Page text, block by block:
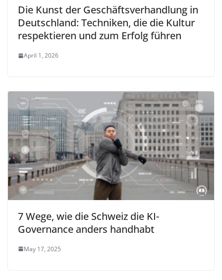
Die Kunst der Geschäftsverhandlung in
Deutschland: Techniken, die die Kultur
respektieren und zum Erfolg führen
April 1, 2026
7 Wege, wie die Schweiz die KI-
Governance anders handhabt
May 17, 2025